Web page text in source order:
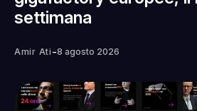
settimana
Amir Ati -8 agosto 2026